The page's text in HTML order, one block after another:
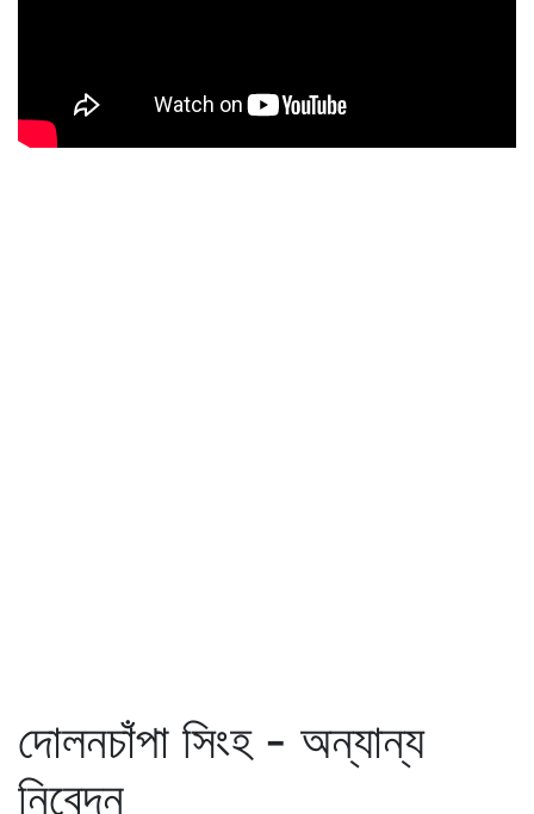
দোলনচাঁপা সিংহ - অন্যান্য
নিবেদন